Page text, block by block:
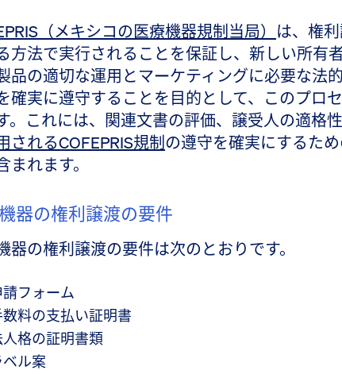
（メキシコの医療機器規制当局） は、権
方法で実行されることを保証し、新しい所有
品の適切な運用とマーケティングに必要な法
確実に遵守することを目的として、このプロ
。これには、関連文書の評価、譲受人の適格
されるCOFEPRIS規制 の遵守を確実にするた
まれます。
器の権利譲渡の要件
器の権利譲渡の要件は次のとおりです。
請フォーム
数料の支払い証明書
人格の証明書類
ベル案